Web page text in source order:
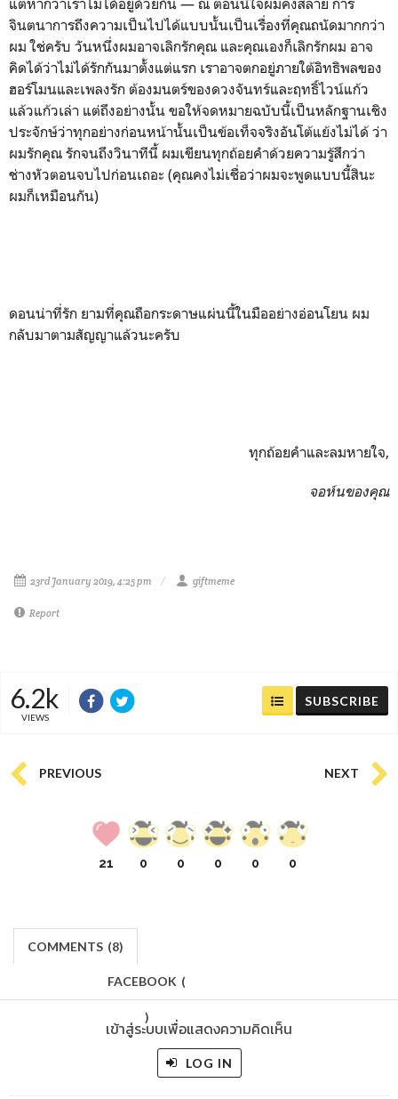
จินตนาการถึงความเป็นไปได้แบบนั้นเป็นเรื่องที่คุณถนัดมากกว่า
ผม ใช่ครับ วันหนึ่งผมอาจเลิกรักคุณ และคุณเองก็เลิกรักผม อาจ
คิดได้ว่าไม่ได้รักกันมาตั้งแต่แรก เราอาจตกอยู่ภายใต้อิทธิพลของ
ฮอร์โมนและเพลงรัก ต้องมนตร์ของดวงจันทร์และฤทธิ์ไวน์แก้ว
แล้วแก้วเล่า แต่ถึงอย่างนั้น ขอให้จดหมายฉบับนี้เป็นหลักฐานเชิง
ประจักษ์ว่าทุกอย่างก่อนหน้านั้นเป็นข้อเท็จจริงอันโต้แย้งไม่ได้ ว่า
ผมรักคุณ รักจนถึงวินาทีนี้ ผมเขียนทุกถ้อยคำด้วยความรู้สึกว่า
ช่างหัวตอนจบไปก่อนเถอะ (คุณคงไม่เชื่อว่าผมจะพูดแบบนี้สินะ
ผมก็เหมือนกัน)
ดอนน่าที่รัก ยามที่คุณถือกระดาษแผ่นนี้ในมืออย่างอ่อนโยน ผม
กลับมาตามสัญญาแล้วนะครับ
ทุกถ้อยคำและลมหายใจ,
จอห์นของคุณ
23rd January 2019, 4:25 pm giftmeme
Report
6.2k
VIEWS
SUBSCRIBE
PREVIOUS NEXT
21 0 0 0 0 0
COMMENTS (8)
FACEBOOK (
)
เข้าสู่ระบบเพื่อแสดงความคิดเห็น
LOG IN